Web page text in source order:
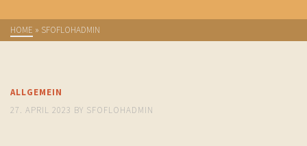
HOME » SFOFLOHADMIN
ALLGEMEIN
27. APRIL 2023 BY SFOFLOHADMIN